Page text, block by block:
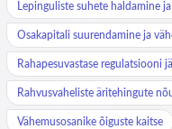
Lepinguliste suhete haldamine
Osakapitali suurendamine ja
Rahapesuvastase regulatsiooni
Rahvusvaheliste äritehingute
Vähemusosanike õiguste kaitse